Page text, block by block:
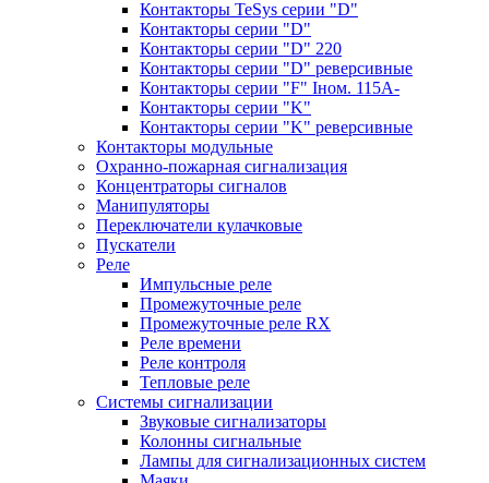
Контакторы TeSys серии "D"
Контакторы серии "D"
Контакторы серии "D" 220
Контакторы серии "D" реверсивные
Контакторы серии "F" Iном. 115А-
Контакторы серии "K"
Контакторы серии "K" реверсивные
Контакторы модульные
Охранно-пожарная сигнализация
Концентраторы сигналов
Манипуляторы
Переключатели кулачковые
Пускатели
Реле
Импульсные реле
Промежуточные реле
Промежуточные реле RX
Реле времени
Реле контроля
Тепловые реле
Системы сигнализации
Звуковые сигнализаторы
Колонны сигнальные
Лампы для сигнализационных систем